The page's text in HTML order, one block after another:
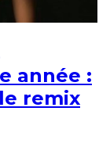
année :
remix